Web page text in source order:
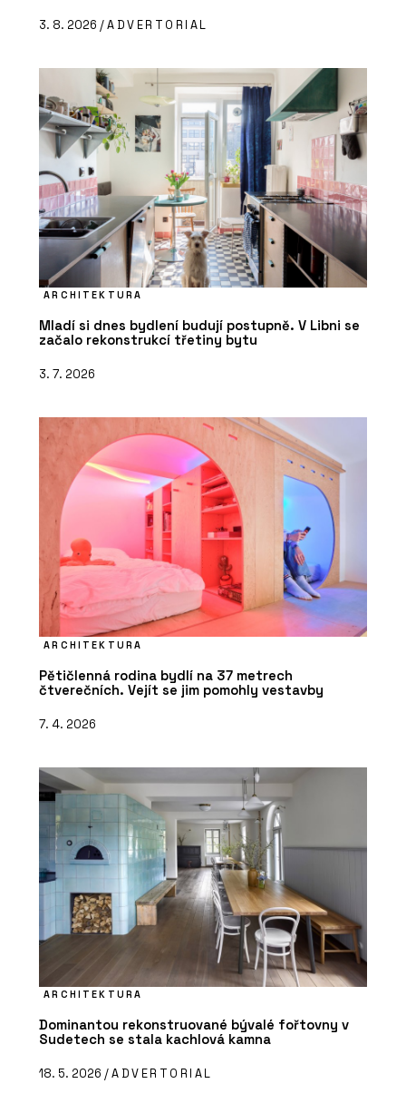
3. 8. 2026 /ADVERTORIAL
ARCHITEKTURA
Mladí si dnes bydlení budují postupně. V Libni se
začalo rekonstrukcí třetiny bytu
3. 7. 2026
ARCHITEKTURA
Pětičlenná rodina bydlí na 37 metrech
čtverečních. Vejít se jim pomohly vestavby
7. 4. 2026
ARCHITEKTURA
Dominantou rekonstruované bývalé fořtovny v
Sudetech se stala kachlová kamna
18. 5. 2026 /ADVERTORIAL